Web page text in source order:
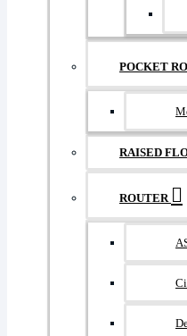
POCKET
RAISED
ROUTER